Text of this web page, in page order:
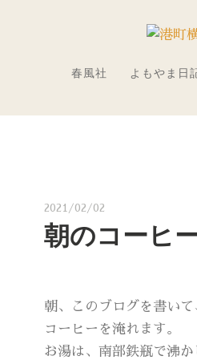
春風社 よもやま日
2021/02/02
朝のコーヒ
朝、このブログを書い
コーヒーを淹れます。
お湯は、南部鉄瓶で沸か